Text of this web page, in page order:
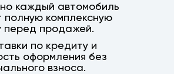
каждый автомобиль
полную комплексную
перед продажей.
по кредиту и
оформления без
взноса.